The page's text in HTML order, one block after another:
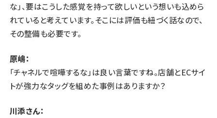
な」、要はこうした感覚を持って欲しいという想いも込めら
れていると考えています。そこには評価も紐づく話なので、
その整備も必要です。
原嶋：
「チャネルで喧嘩するな」は良い言葉ですね。店舗とECサイ
トが強力なタッグを組めた事例はありますか？
川添さん：